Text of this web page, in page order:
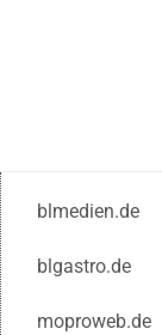
blmedien.de
blgastro.de
moproweb.de